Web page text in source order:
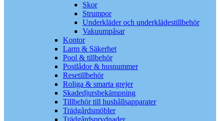
Skor
Strumpor
Underkläder och underklädestillbehör
Vakuumpåsar
Kontor
Larm & Säkerhet
Pool & tillbehör
Postlådor & husnummer
Resetillbehör
Roliga & smarta grejer
Skadedjursbekämpning
Tillbehör till hushållsapparater
Trädgårdsmöbler
Trädgårdsprydnader